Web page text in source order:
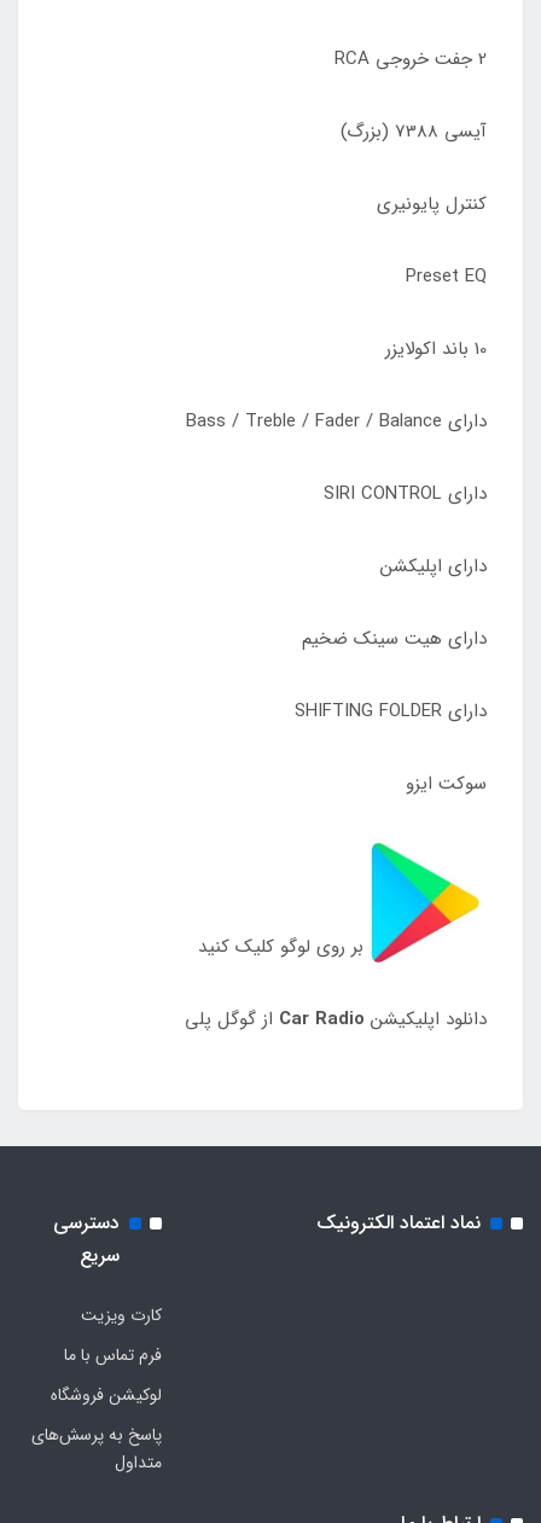
2 جفت خروجی RCA
آیسی 7388 (بزرگ)
کنترل پایونیری
Preset EQ
10 باند اکولایزر
دارای Bass / Treble / Fader / Balance
دارای SIRI CONTROL
دارای اپلیکشن
دارای هیت سینک ضخیم
دارای SHIFTING FOLDER
سوکت ایزو
بر روی لوگو کلیک کنید
دانلود اپلیکیشن Car Radio از گوگل پلی
نماد اعتماد الکترونیک
دسترسی
سریع
کارت ویزیت
فرم تماس با ما
لوکیشن فروشگاه
پاسخ به پرسش‌های
متداول